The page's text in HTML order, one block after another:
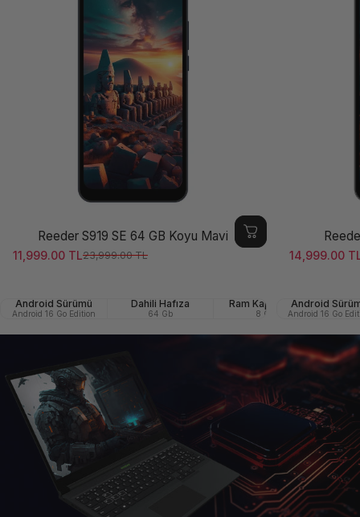
Reeder S919 SE 64 GB Koyu Mavi
Satış ücreti
11,999.00 TL
Normal fiyat23,999.00 TL
Android Sürümü
Android 16 Go Edition
Dahili Hafıza
64 Gb
Ram Kapasitesi
8 GB
Ön
Satış ücreti
14,999.00
Normal
Android
Android 16 Go